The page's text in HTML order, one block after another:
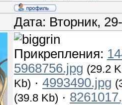
Дата: Вторник,
Прикрепления:
5968756.jpg (29.2
Kb) · 4993490.jpg
(39.8 Kb) ·